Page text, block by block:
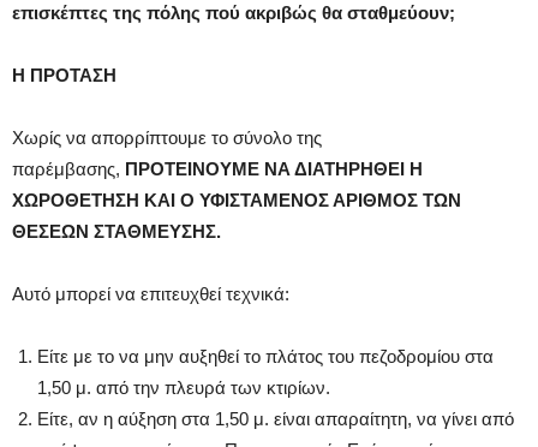
επισκέπτες της πόλης πού ακριβώς θα σταθμεύουν;
Η ΠΡΟΤΑΣΗ
Χωρίς να απορρίπτουμε το σύνολο της
παρέμβασης, ΠΡΟΤΕΙΝΟΥΜΕ ΝΑ ΔΙΑΤΗΡΗΘΕΙ Η
ΧΩΡΟΘΕΤΗΣΗ ΚΑΙ Ο ΥΦΙΣΤΑΜΕΝΟΣ ΑΡΙΘΜΟΣ ΤΩΝ
ΘΕΣΕΩΝ ΣΤΑΘΜΕΥΣΗΣ.
Αυτό μπορεί να επιτευχθεί τεχνικά:
Είτε με το να μην αυξηθεί το πλάτος του πεζοδρομίου στα
1,50 μ. από την πλευρά των κτιρίων.
Είτε, αν η αύξηση στα 1,50 μ. είναι απαραίτητη, να γίνει από